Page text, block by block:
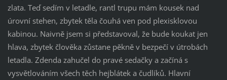
zlata. Teď sedím v letadle, rantl trupu mám kousek nad
úrovní stehen, zbytek těla čouhá ven pod plexisklovou
kabinou. Naivně jsem si představoval, že bude koukat jen
hlava, zbytek člověka zůstane pěkně v bezpečí v útrobách
letadla. Zdenda zahučel do pravé sedačky a začíná s
vysvětlováním všech těch hejblátek a čudlíků. Hlavní